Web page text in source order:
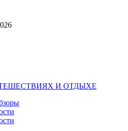
И ОТДЫХЕ